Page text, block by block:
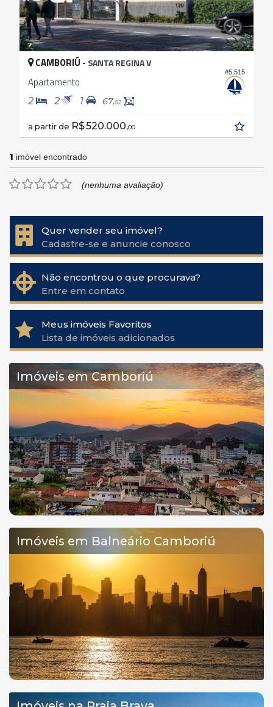
#5.515
CAMBORIÚ - SANTA REGINA V
Apartamento
2 2 1 67,02
a partir de R$ 520.000,00
1 imóvel encontrado
(nenhuma avaliação)
Quer vender seu imóvel?
Cadastre-se e anuncie conosco
Não encontrou o que procurava?
Entre em contato
Meus imóveis Favoritos
Lista de imóveis adicionados
Imóveis em Camboriú
Imóveis em Balneário Camboriú